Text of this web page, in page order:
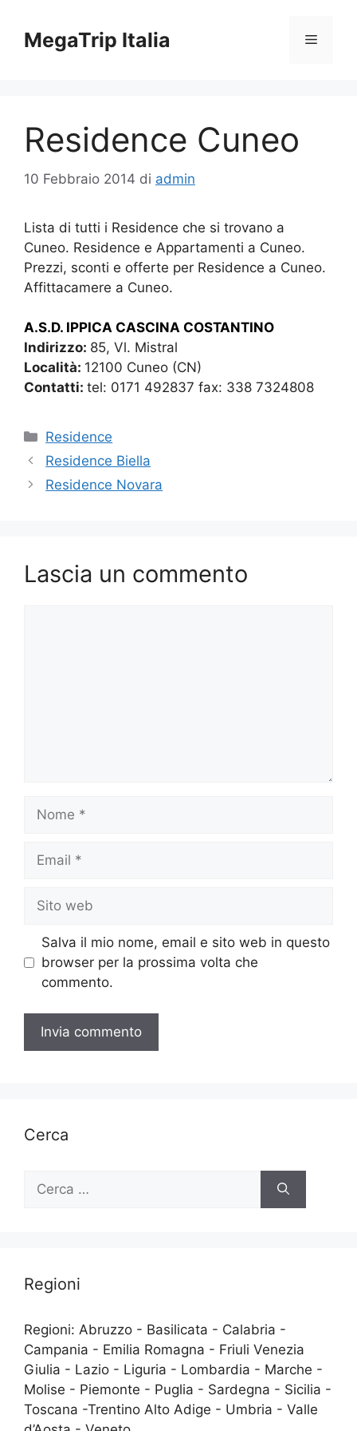
contenuto
MegaTrip Italia Menu
Residence Cuneo
10 Febbraio 2014 di admin
Lista di tutti i Residence che si trovano a
Cuneo. Residence e Appartamenti a Cuneo.
Prezzi, sconti e offerte per Residence a Cuneo.
Affittacamere a Cuneo.
A.S.D. IPPICA CASCINA COSTANTINO
Indirizzo: 85, Vl. Mistral
Località: 12100 Cuneo (CN)
Contatti: tel: 0171 492837 fax: 338 7324808
Categorie
Residence
Residence Biella
Residence Novara
Lascia un commento
Nome
Email
Sito
web
Salva il mio nome, email e sito web in questo
browser per la prossima volta che
commento.
Cerca
per:
Regioni
Regioni: Abruzzo - Basilicata - Calabria -
Campania - Emilia Romagna - Friuli Venezia
Giulia - Lazio - Liguria - Lombardia - Marche -
Molise - Piemonte - Puglia - Sardegna - Sicilia -
Toscana -Trentino Alto Adige - Umbria - Valle